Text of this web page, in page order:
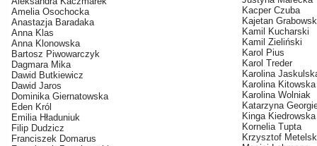
Amelia Osochocka
Anastazja Baradaka
Anna Klas
Anna Klonowska
Bartosz Piwowarczyk
Dagmara Mika
Dawid Butkiewicz
Dawid Jaros
Dominika Giernatowska
Eden Król
Emilia Hładuniuk
Filip Dudzicz
Franciszek Domarus
Kacper Czuba
Kajetan
Kamil Kucharski
Kamil Zieliński
Karol Pius
Karol Treder
Karolina
Karolina Kitowska
Karolina Wolniak
Katarzyna
Kinga Kiedrowska
Kornelia Tupta
Krzysztof